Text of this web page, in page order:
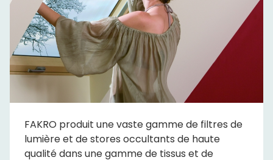
FAKRO produit une vaste gamme de filtres de
lumière et de stores occultants de haute
qualité dans une gamme de tissus et de